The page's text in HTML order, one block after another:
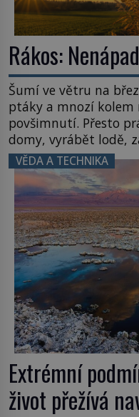
Rákos:
Šumí ve větru na
ptáky a mnozí kolem
povšimnutí. Přesto
domy, vyrábět lodě,
inspiroval řadu
užitečná rostlina
Většina lidí vnímá
letního koupání.
VĚDA A TECHNIKA
Extrémní
život přežívá